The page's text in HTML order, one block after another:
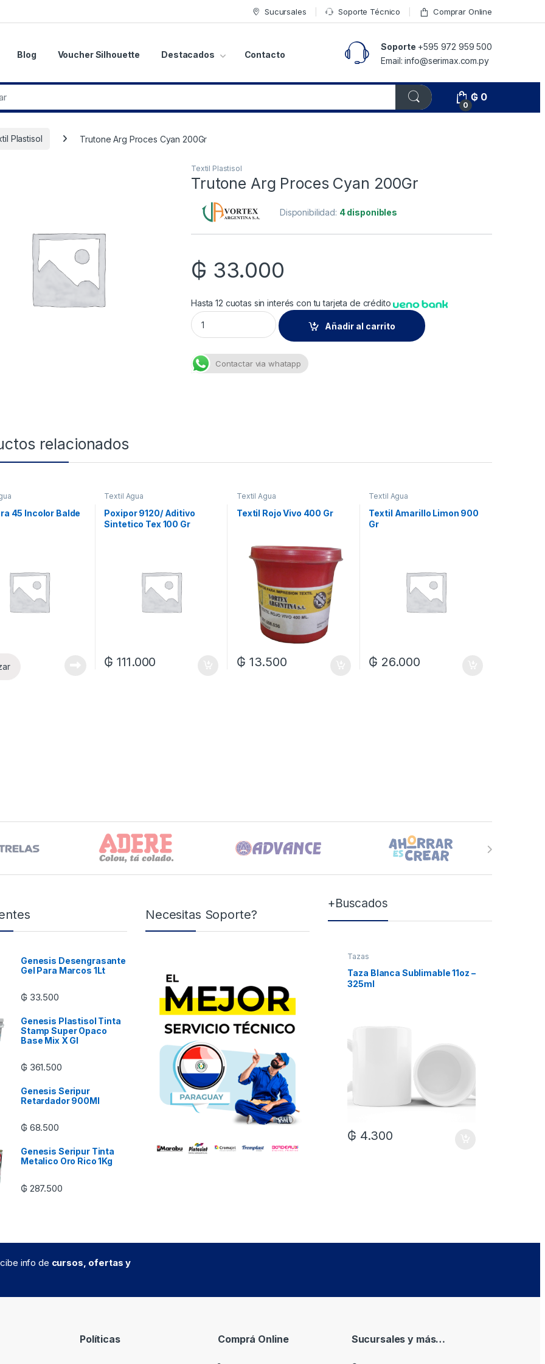
Sucursales Soporte Técnico Comprar Online
Blog Voucher Silhouette Destacados Contacto
Soporte +595 972 959 500
Email: info@serimax.com.py
0
₲ 0
Plastisol Trutone Arg Proces Cyan 200Gr
Textil Plastisol
Trutone Arg Proces Cyan 200Gr
Disponibilidad: 4 disponibles
₲ 33.000
Hasta 12 cuotas sin interés con tu tarjeta de crédito
Trutone Arg Proces Cyan 200Gr quantity
Añadir al carrito
Contactar via whatapp
relacionados
45 Incolor Balde
Textil Agua
Poxipor 9120/ Aditivo
Sintetico Tex 100 Gr
₲111.000
Textil Agua
Textil Rojo Vivo 400 Gr
₲ 13.500
Textil Agua
Textil Amarillo Limon 900
Gr
₲ 26.000
Genesis Desengrasante
Gel Para Marcos 1Lt
₲ 33.500
Genesis Plastisol Tinta
Stamp Super Opaco
Base Mix X Gl
₲ 361.500
Genesis Seripur
Retardador 900Ml
₲ 68.500
Genesis Seripur Tinta
Metalico Oro Rico 1Kg
₲ 287.500
Necesitas Soporte?
+Buscados
Tazas
Taza Blanca Sublimable 11oz –
325ml
₲ 4.300
info de cursos, ofertas y
Políticas Comprá Online Sucursales y más…